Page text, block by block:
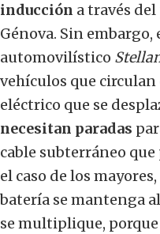
inducción a través
Génova. Sin embargo,
automovilístico
vehículos que
eléctrico que se
necesitan paradas
cable subterráneo
el caso de los
batería se mantenga
se multiplique,